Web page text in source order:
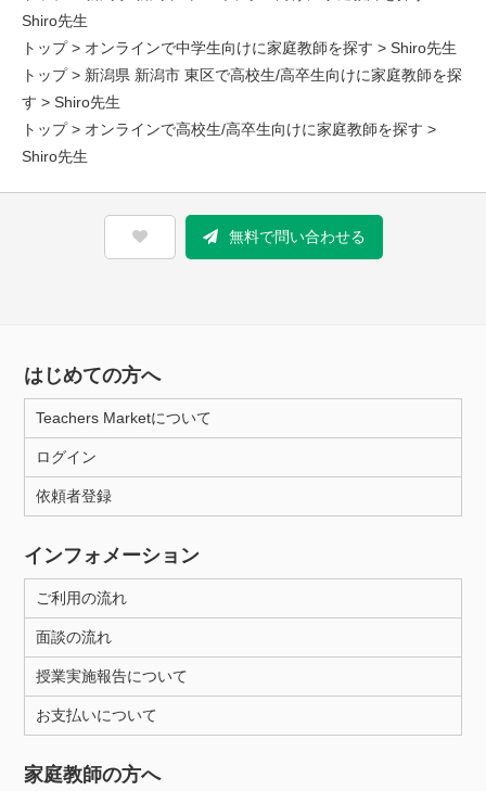
Shiro先生
トップ> オンラインで中学生向けに家庭教師を探す > Shiro先生
トップ> 新潟県 新潟市 東区で高校生/高卒生向けに家庭教師を探
す > Shiro先生
トップ> オンラインで高校生/高卒生向けに家庭教師を探す >
Shiro先生
無料で問い合わせる
はじめての方へ
Teachers Marketについて
ログイン
依頼者登録
インフォメーション
ご利用の流れ
面談の流れ
授業実施報告について
お支払いについて
家庭教師の方へ